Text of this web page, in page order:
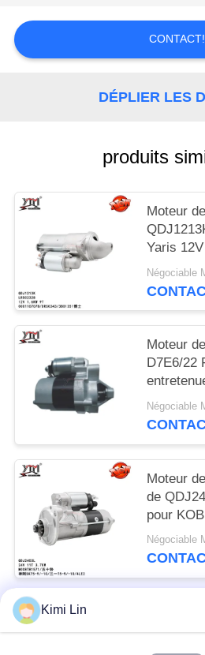
PLAN
DU
CONTACT!
DÉPLIER LES
produits
Moteur
Yaris
3801351
Négociable
Moteur
D7E6/22
Négociable
Moteur
de
pour
SANY
Négociable
Catégories
Kimi Lin